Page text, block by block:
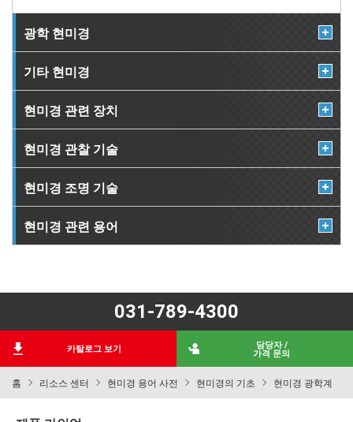
홈 리소스 센터 현미경 용어 사전 현미경의 기초 현미경 광학계
광학 현미경
기타 현미경
현미경 관련 장치
현미경 관찰 기술
현미경 조명 기술
현미경 관련 용어
031-789-4300
카탈로그 보기
담당자 /
가격 문의